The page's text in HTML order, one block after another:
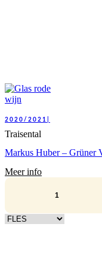
2020/2021|
Traisental
Markus Huber – Grüner
Meer info
Kies verpakking